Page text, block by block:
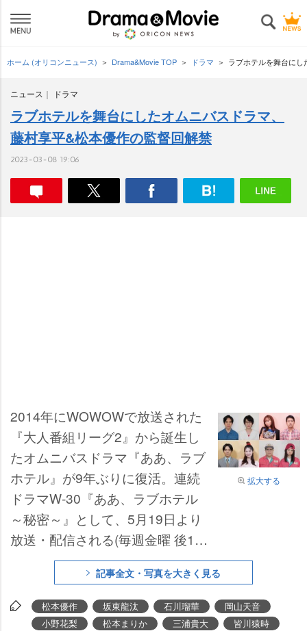
ホーム (オリコンニュース) Drama&Movie TOP ドラマ ラブホテルを舞台に
ニュース ドラマ
ラブホテルを舞台にしたオムニバスドラマ、
藤村享平&松本優作の監督回解禁
2023-03-08 19:06
拡大する
2014年にWOWOWで放送された
『大人番組リーグ2』から誕生し
たオムニバスドラマ『ああ、ラブ
ホテル』が9年ぶりに復活。連続
ドラマW-30『ああ、ラブホテル
～秘密～』として、5月19日より
放送・配信される(毎週金曜 後11:
30※第1話無料)。藤村享平(映画
『パパはわるものチャンピオン』)
が監督を務める第1話と、松本優
(映画『Winny』)が監督を務め
記事全文・写真を大きく見る
松本優作 坂東龍汰 石川瑠華
岡山天音
小野花梨
松本まりか 三浦貴大
皆川猿時